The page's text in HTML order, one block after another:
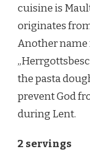
cuisine is
originates
Another name
the pasta
prevent God
during Lent.
2 servings